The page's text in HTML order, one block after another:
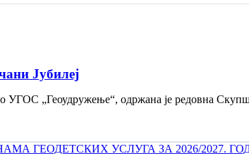
Jубилеј
УГОС „Геоудружење“, одржана је редовна